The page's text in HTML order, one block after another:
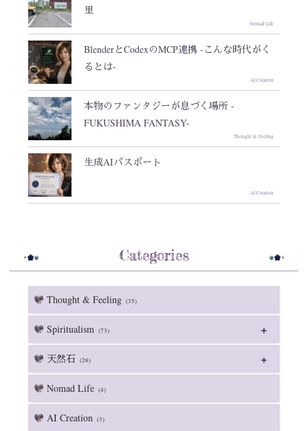
里
Nomad Life
BlenderとCodexのMCP連携 -こんな時代がく
るとは-
AI Creation
本物のファンタジーが息づく場所 -
FUKUSHIMA FANTASY-
Thought & Feeling
生成AIパスポート
AI Creation
Categories
Thought & Feeling (35)
Spiritualism (73)
天然石 (26)
Nomad Life (4)
AI Creation (3)